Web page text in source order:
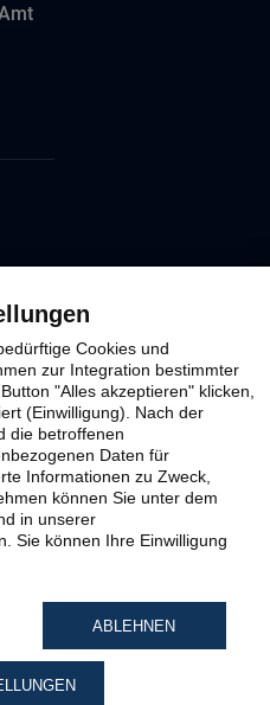
Cookies und
zur Integration bestimmter
"Alles akzeptieren" klicken,
(Einwilligung). Nach der
die betroffenen
Daten für
Informationen zu Zweck,
können Sie unter dem
in unserer
Sie können Ihre Einwilligung
ABLEHNEN